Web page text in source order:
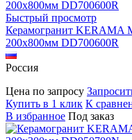
Быстрый просмотр
Керамогранит KERAMA
200х800мм DD700600R
Россия
Цена по запросу
Купить в 1 клик К
В избранное Под заказ